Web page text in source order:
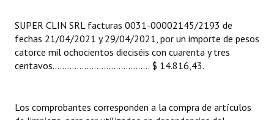
Huéspedes de Honor - Registro
Antiguos Pobladores - Registro
SUPER CLIN SRL facturas 0031-00002145/2193 de
fechas 21/04/2021 y 29/04/2021, por un importe de pesos
catorce mil ochocientos dieciséis con cuarenta y tres
centavos.................….................... $ 14.816,43.
Los comprobantes corresponden a la compra de artículos